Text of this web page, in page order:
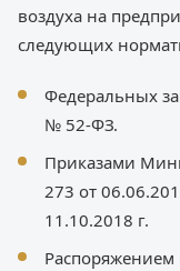
воздуха на
следующих
Федеральных
№ 52-ФЗ.
Приказами
273 от
11.10.2018 г.